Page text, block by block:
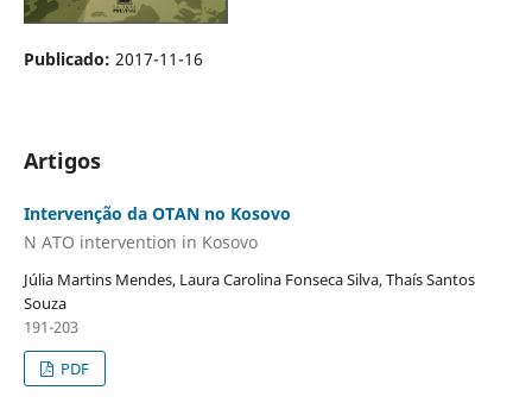
Publicado: 2017-11-16
Artigos
Intervenção da OTAN no Kosovo
N ATO intervention in Kosovo
Júlia Martins Mendes, Laura Carolina Fonseca Silva, Thaís Santos
Souza
191-203
PDF